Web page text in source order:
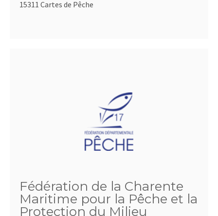
15311 Cartes de Pêche
Fédération de la Charente
Maritime pour la Pêche et la
Protection du Milieu